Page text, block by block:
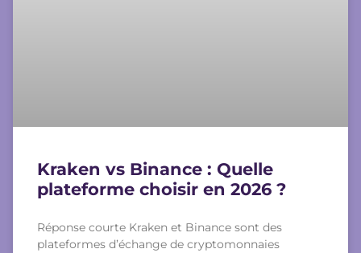
Kraken vs Binance : Quelle
plateforme choisir en 2026 ?
Réponse courte Kraken et Binance sont des
plateformes d’échange de cryptomonnaies